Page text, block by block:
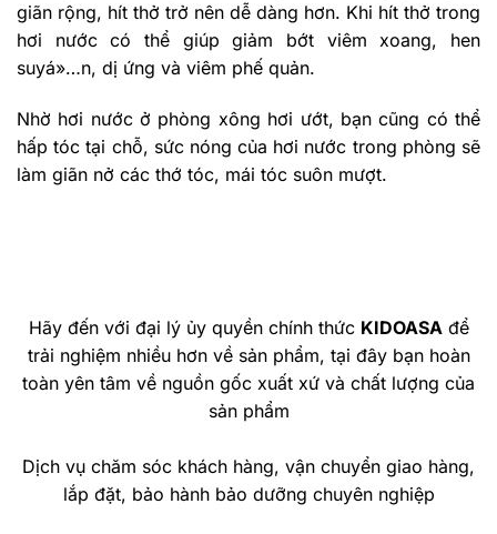
giãn rộng, hít thở trở nên dễ dàng hơn. Khi hít thở trong
hơi nước có thể giúp giảm bớt viêm xoang, hen
suyá»…n, dị ứng và viêm phế quản.
Nhờ hơi nước ở phòng xông hơi ướt, bạn cũng có thể
hấp tóc tại chỗ, sức nóng của hơi nước trong phòng sẽ
làm giãn nở các thớ tóc, mái tóc suôn mượt.
Hãy đến với đại lý ủy quyền chính thức KIDOASA để
trải nghiệm nhiều hơn về sản phẩm, tại đây bạn hoàn
toàn yên tâm về nguồn gốc xuất xứ và chất lượng của
sản phẩm
Dịch vụ chăm sóc khách hàng, vận chuyển giao hàng,
lắp đặt, bảo hành bảo dưỡng chuyên nghiệp